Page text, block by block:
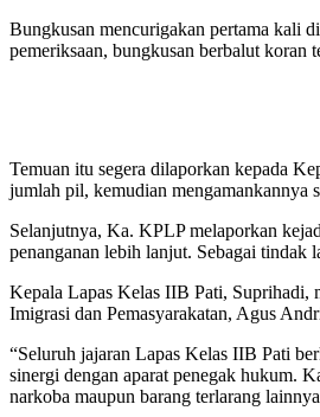
Bungkusan mencurigakan pertama kali
pemeriksaan, bungkusan berbalut
Temuan itu segera dilaporkan kepada
jumlah pil, kemudian mengamankannya
Selanjutnya, Ka. KPLP melaporkan
penanganan lebih lanjut. Sebagai tindak
Kepala Lapas Kelas IIB Pati, Suprihadi,
Imigrasi dan Pemasyarakatan, Agus
“Seluruh jajaran Lapas Kelas IIB Pati
sinergi dengan aparat penegak hukum.
narkoba maupun barang terlarang